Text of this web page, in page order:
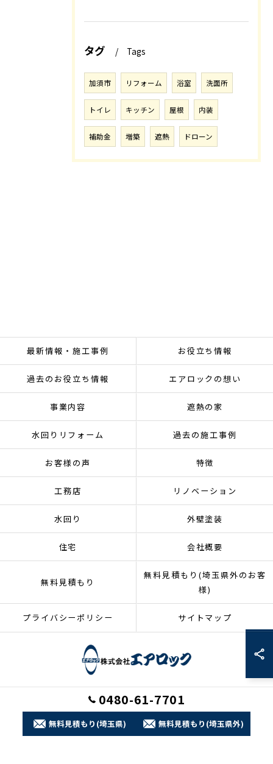
タグ Tags
加須市 リフォーム 浴室 洗面所
トイレ キッチン 屋根 内装
補助金 増築 遮熱 ドローン
0480-61-7701
無料見積もり(埼玉県) 無料見積もり(埼玉県外)
最新情報・施工事例 お役立ち情報
過去のお役立ち情報 エアロックの想い
事業内容 遮熱の家
水回りリフォーム 過去の施工事例
お客様の声 特徴
工務店 リノベーション
水回り 外壁塗装
住宅 会社概要
無料見積もり
無料見積もり(埼玉県外のお客
様)
プライバシーポリシー サイトマップ
© 2026 埼玉県加須市のリフォームなら株式会社エアロック ALL RIGHTS
RESERVED.